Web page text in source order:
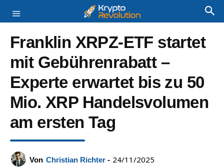
Franklin XRPZ-ETF startet
mit Gebührenrabatt –
Experte erwartet bis zu 50
Mio. XRP Handelsvolumen
am ersten Tag
Von Christian Richter - 24/11/2025